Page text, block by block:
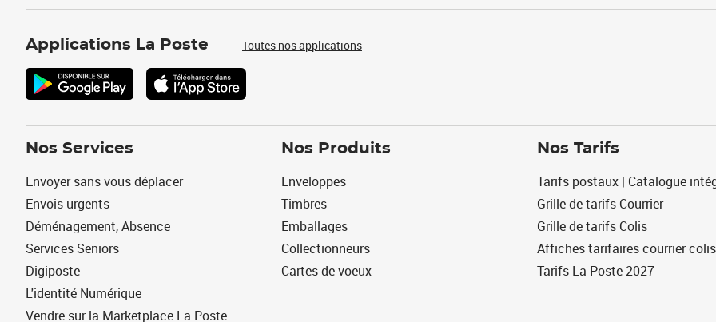
Applications La Poste Toutes nos applications
Nos Services
Envoyer sans vous déplacer
Envois urgents
Déménagement, Absence
Services Seniors
Digiposte
L'identité Numérique
Vendre sur la Marketplace La Poste
Nos Produits
Enveloppes
Timbres
Emballages
Collectionneurs
Cartes de voeux
Nos Tarifs
Tarifs postaux | Catalogue
Grille de tarifs Courrier
Grille de tarifs Colis
Affiches tarifaires courrier colis
Tarifs La Poste 2027